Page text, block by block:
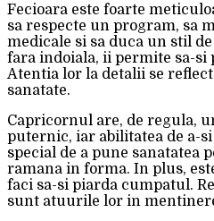
Fecioara este foarte
sa respecte un program, sa
medicale si sa duca un stil de
fara indoiala, ii permite sa-si
Atentia lor la detalii se
sanatate.
Capricornul are, de regula,
puternic, iar abilitatea de a-
special de a pune sanatatea
ramana in forma. In plus,
faci sa-si piarda cumpatul.
sunt atuurile lor in